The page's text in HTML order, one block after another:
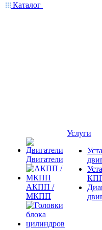
Каталог
Двигатели
АКПП /
МКПП
Услуги